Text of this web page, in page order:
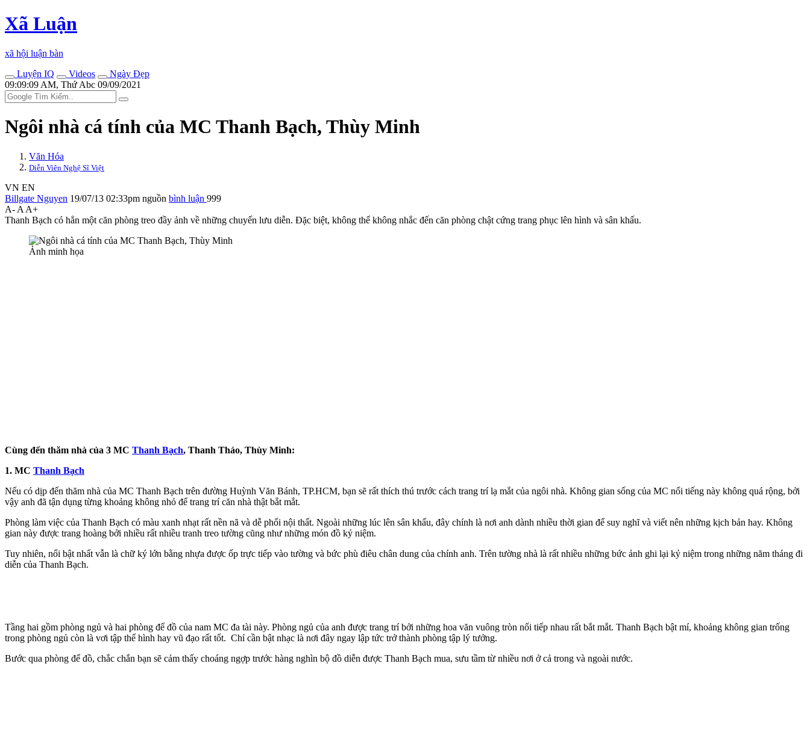
Xã Luận
xã hội luận bàn
Luyện IQ
Videos
Ngày Đẹp
09:09:09 AM, Thứ Abc 09/09/2021
Ngôi nhà cá tính của MC Thanh Bạch, Thùy Minh
Văn Hóa
Diễn Viên Nghệ Sĩ Việt
VN EN
Billgate Nguyen 19/07/13 02:33pm nguồn bình luận 999
A- A A+
Thanh Bạch có hẳn một căn phòng treo đầy ảnh về những chuyến lưu diễn. Đặc biệt, không thể không nhắc đến căn phòng chật cứng trang phục lên hình và sân khấu.
Ảnh minh họa
Cùng đến thăm nhà của 3 MC Thanh Bạch, Thanh Thảo, Thùy Minh:
1. MC Thanh Bạch
Nếu có dịp đến thăm nhà của MC Thanh Bạch trên đường Huỳnh Văn Bánh, TP.HCM, bạn sẽ rất thích thú trước cách trang trí lạ mắt của ngôi nhà. Không gian sống của MC nổi tiếng này không quá rộng, bởi
vậy anh đã tận dụng từng khoảng không nhỏ để trang trí căn nhà thật bắt mắt.
Phòng làm việc của Thanh Bạch có màu xanh nhạt rất nền nã và dễ phối nội thất. Ngoài những lúc lên sân khấu, đây chính là nơi anh dành nhiều thời gian để suy nghĩ và viết nên những kịch bản hay. Không
gian này được trang hoàng bởi nhiều rất nhiều tranh treo tường cũng như những món đồ kỷ niệm.
Tuy nhiên, nổi bật nhất vẫn là chữ ký lớn bằng nhựa được ốp trực tiếp vào tường và bức phù điêu chân dung của chính anh. Trên tường nhà là rất nhiều những bức ảnh ghi lại kỷ niệm trong những năm tháng đi
diễn của Thanh Bạch.
Tầng hai gồm phòng ngủ và hai phòng để đồ của nam MC đa tài này. Phòng ngủ của anh được trang trí bởi những hoa văn vuông tròn nối tiếp nhau rất bắt mắt. Thanh Bạch bật mí, khoảng không gian trống
trong phòng ngủ còn là vơi tập thể hình hay vũ đạo rất tốt. Chỉ cần bật nhạc là nơi đây ngay lập tức trở thành phòng tập lý tưởng.
Bước qua phòng để đồ, chắc chắn bạn sẽ cảm thấy choáng ngợp trước hàng nghìn bộ đồ diễn được Thanh Bạch mua, sưu tầm từ nhiều nơi ở cả trong và ngoài nước.